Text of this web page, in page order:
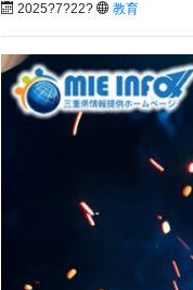
2025?7?22? 教育